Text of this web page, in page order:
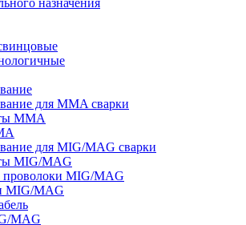
назначения
для MMA сварки
MMA
для MIG/MAG сварки
MIG/MAG
MIG/MAG
MIG/MAG
MAG